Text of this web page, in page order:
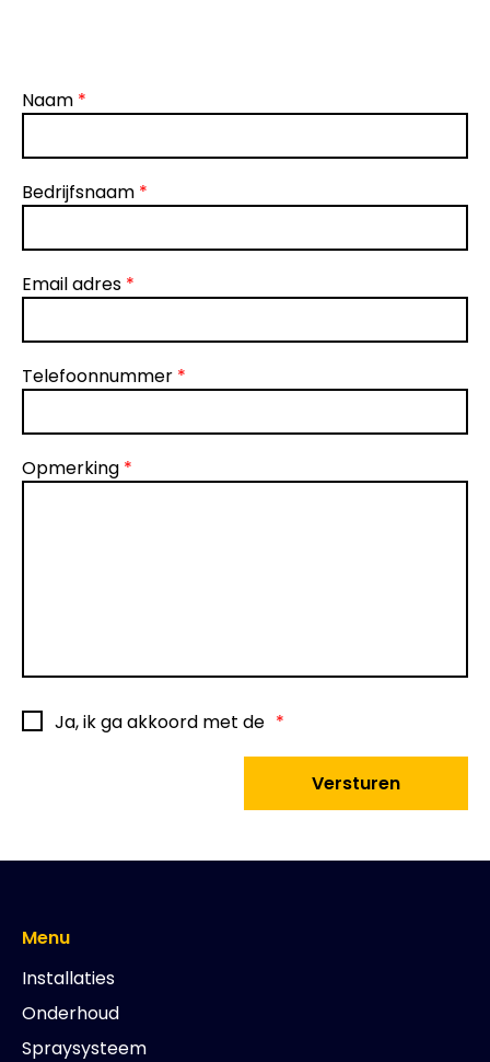
Naam *
Bedrijfsnaam *
Email adres *
Telefoonnummer *
Opmerking *
*
Ja, ik ga akkoord met de
Versturen
Menu
Installaties
Onderhoud
Spraysysteem